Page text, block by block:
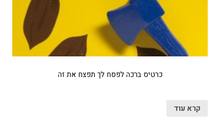
כרטיס ברכה לפסח לך תפצח את זה
קרא עוד